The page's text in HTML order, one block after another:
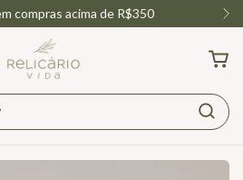
compras acima de R$350